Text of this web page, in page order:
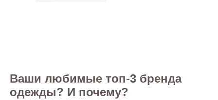
Ваши любимые топ-3 бренда
одежды? И почему?